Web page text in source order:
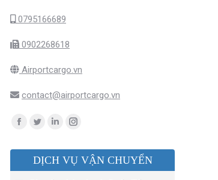
0795166689
0902268618
Airportcargo.vn
contact@airportcargo.vn
Find us on:
Facebook
opens
Twitter
opens
Linkedin
opens
Instagram
opens
DỊCH VỤ VẬN CHUYỂN